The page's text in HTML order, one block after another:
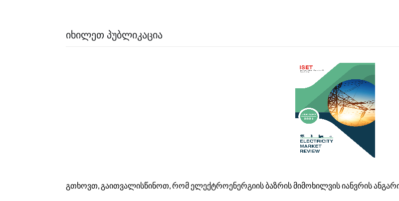
ᲘᲮᲘᲚᲔᲗ ᲞᲣᲑᲚᲘᲙᲐᲪᲘᲐ
გთხოვთ, გაითვალისწინოთ, რომ ელექტროენერგიის ბაზრის მიმოხილვის იანვრის